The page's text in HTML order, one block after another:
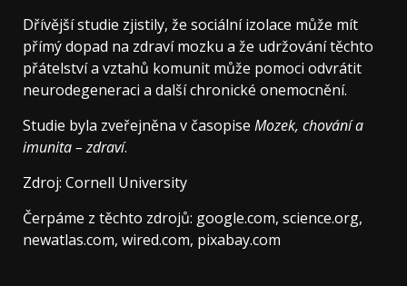
Dřívější studie zjistily, že sociální izolace může mít
přímý dopad na zdraví mozku a že udržování těchto
přátelství a vztahů komunit může pomoci odvrátit
neurodegeneraci a další chronické onemocnění.
Studie byla zveřejněna v časopise Mozek, chování a
imunita – zdraví.
Zdroj: Cornell University
Čerpáme z těchto zdrojů: google.com, science.org,
newatlas.com, wired.com, pixabay.com